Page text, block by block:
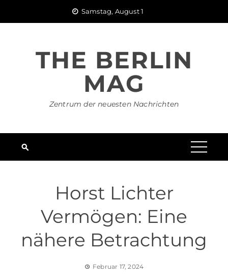
Samstag, August 1
THE BERLIN
MAG
Zentrum der neuesten Nachrichten
Horst Lichter
Vermögen: Eine
nähere Betrachtung
Februar 17, 2024